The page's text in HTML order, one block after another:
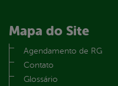
Mapa do Site
Agendamento de RG
Contato
Glossário